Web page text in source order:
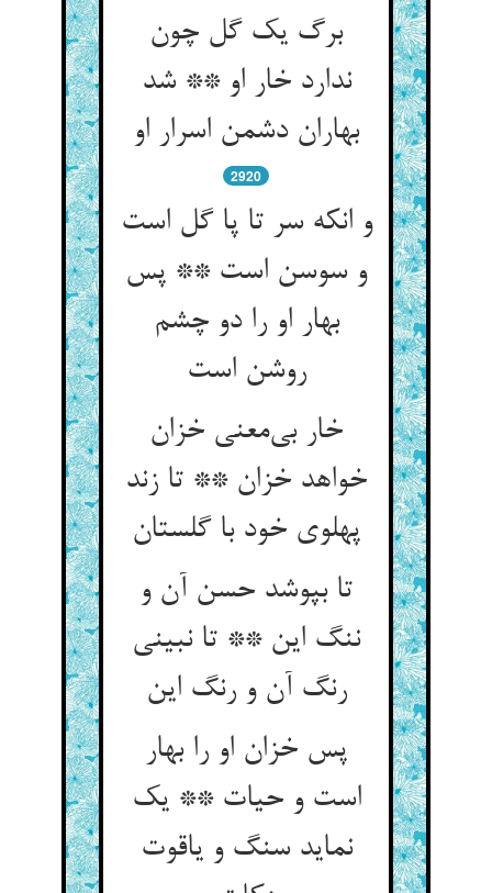
برگ یک گل چون
ندارد خار او ** شد
بهاران دشمن اسرار او
2920
و انکه سر تا پا گل است
و سوسن است ** پس
بهار او را دو چشم
روشن است‌‌
خار بی‌‌معنی خزان
خواهد خزان ** تا زند
تا بپوشد حسن آن و
ننگ این ** تا نبینی
رنگ آن و رنگ این‌‌
پس خزان او را بهار
است و حیات ** یک
نماید سنگ و یاقوت